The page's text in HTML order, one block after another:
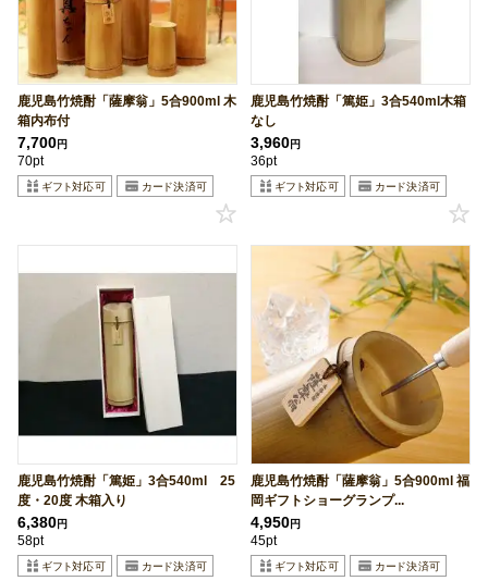
鹿児島竹焼酎「薩摩翁」5合900ml 木
箱内布付
7,700円
70pt
鹿児島竹焼酎「篤姫」3合540ml木箱
なし
3,960円
36pt
鹿児島竹焼酎「篤姫」3合540ml 25
度・20度 木箱入り
6,380円
58pt
鹿児島竹焼酎「薩摩翁」5合900ml 福
岡ギフトショーグランプ...
4,950円
45pt